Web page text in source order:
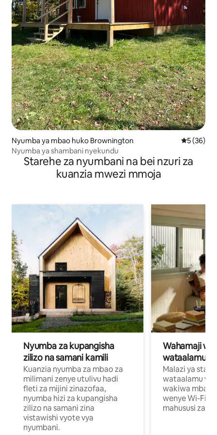
Nyumba ya mbao huko Brownington Ukadiriaji
5 (36)
Nyumba ya shambani nyekundu
Starehe za nyumbani na bei nzuri za
kuanzia mwezi mmoja
Nyumba za kupangisha
zilizo na samani kamili
Kuanzia nyumba za mbao za
milimani zenye utulivu hadi
fleti za mijini zinazofaa,
nyumba hizi za kupangisha
zilizo na samani zina
vistawishi vyote vya
nyumbani.
Wahamaji
wataalamu
Malazi ya
wataalamu
wakiwa mbali
wenye Wi-Fi
mahususi za